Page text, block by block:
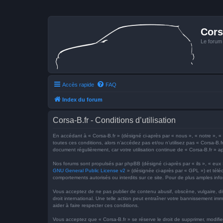
Le
Accès rapide FAQ
Index du forum
Corsa-B.fr - Conditions d’utilisation
En accédant à « Corsa-B.fr » (désigné ci-après par « nous », « notre »,
toutes ces conditions, alors n’accédez pas et/ou n’utilisez pas « Corsa-
document régulièrement, car votre utilisation continue de « Corsa-B.fr »
Nos forums sont propulsés par phpBB (désigné ci-après par « ils », «
GNU General Public License v2 » (désignée ci-après par « GPL ») et
comportements autorisés ou interdits sur ce site. Pour de plus amples
Vous acceptez de ne pas publier de contenu abusif, obscène, vulgaire,
droit international. Une telle action peut entraîner votre bannissement
aider à faire respecter ces conditions.
Vous acceptez que « Corsa-B.fr » se réserve le droit de supprimer,